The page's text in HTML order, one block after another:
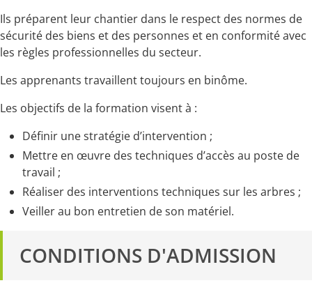
Ils préparent leur chantier dans le respect des normes de
sécurité des biens et des personnes et en conformité avec
les règles professionnelles du secteur.
Les apprenants travaillent toujours en binôme.
Les objectifs de la formation visent à :
Définir une stratégie d’intervention ;
Mettre en œuvre des techniques d’accès au poste de
travail ;
Réaliser des interventions techniques sur les arbres ;
Veiller au bon entretien de son matériel.
CONDITIONS D'ADMISSION